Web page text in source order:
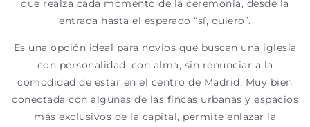
que realza cada momento de la ceremonia, desde la
entrada hasta el esperado “sí, quiero”.
Es una opción ideal para novios que buscan una iglesia
con personalidad, con alma, sin renunciar a la
comodidad de estar en el centro de Madrid. Muy bien
conectada con algunas de las fincas urbanas y espacios
más exclusivos de la capital, permite enlazar la